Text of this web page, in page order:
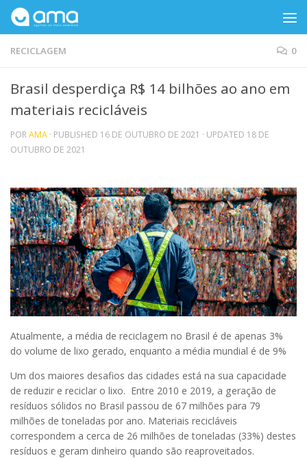
Skip to content
RECICLAGEM 0
Brasil desperdiça R$ 14 bilhões ao ano em
materiais recicláveis
PORAMA · PUBLISHED 16 DE OUTUBRO DE 2021 · UPDATED 18 DE
OUTUBRO DE 2021
Atualmente, a média de reciclagem no Brasil é de apenas 3%
do volume de lixo gerado, enquanto a média mundial é de 9%
Um dos maiores desafios das cidades está na sua capacidade
de reduzir e reciclar o lixo. Entre 2010 e 2019, a geração de
resíduos sólidos no Brasil passou de 67 milhões para 79
milhões de toneladas por ano. Materiais recicláveis
correspondem a cerca de 26 milhões de toneladas (33%) destes
resíduos e geram dinheiro quando são reaproveitados.